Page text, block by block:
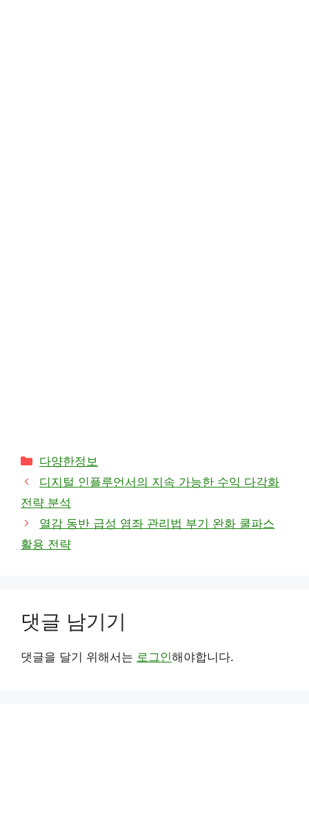
카
테
고
리
다양한정보
디지털 인플루언서의 지속 가능한 수익 다각화
전략 분석
열감 동반 급성 염좌 관리법 부기 완화 쿨파스
활용 전략
댓글 남기기
댓글을 달기 위해서는 로그인해야합니다.